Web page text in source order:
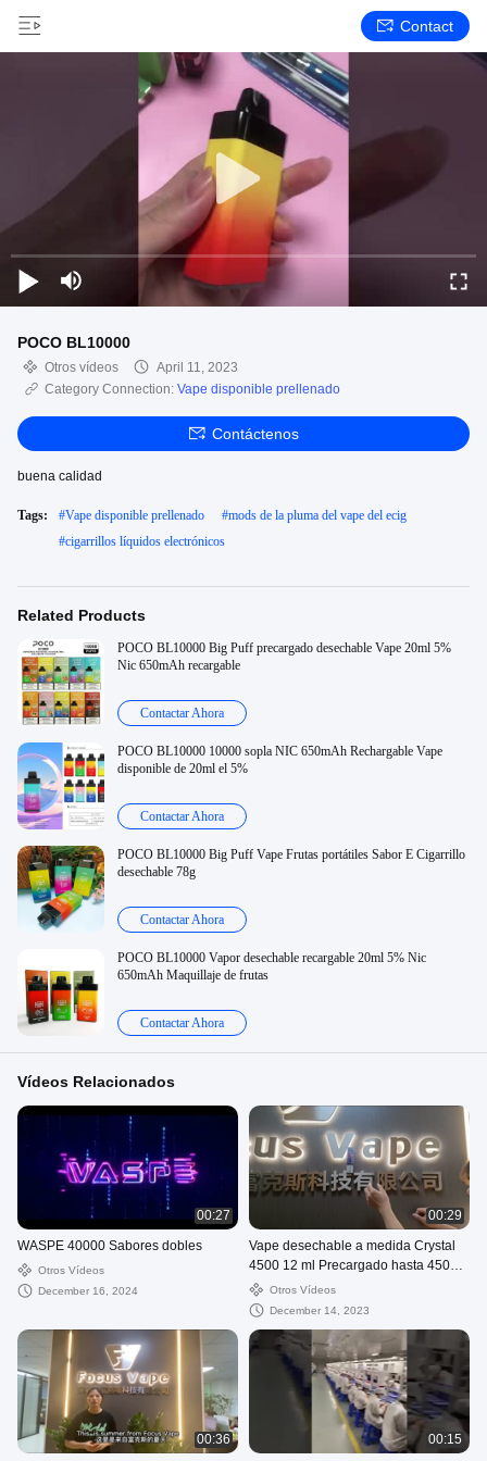
Contact
POCO BL10000
Otros vídeos
April 11, 2023
Category Connection: Vape disponible prellenado
Contáctenos
buena calidad
Tags: #Vape disponible prellenado #mods de la pluma del vape del ecig
#cigarrillos líquidos electrónicos
Related Products
POCO BL10000 Big Puff precargado desechable Vape 20ml 5%
Nic 650mAh recargable
Contactar Ahora
POCO BL10000 10000 sopla NIC 650mAh Rechargable Vape
disponible de 20ml el 5%
Contactar Ahora
POCO BL10000 Big Puff Vape Frutas portátiles Sabor E Cigarrillo
desechable 78g
Contactar Ahora
POCO BL10000 Vapor desechable recargable 20ml 5% Nic
650mAh Maquillaje de frutas
Contactar Ahora
Vídeos Relacionados
00:27
WASPE 40000 Sabores dobles
Otros Vídeos
December 16, 2024
00:29
Vape desechable a medida Crystal
4500 12 ml Precargado hasta 4500
Puff Pod
Otros Vídeos
December 14, 2023
00:36 00:15